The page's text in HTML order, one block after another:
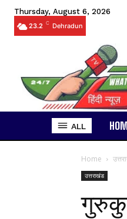
Thursday, August 6, 2026
23.2 C Dehradun
ALL
Home
उत्तराखंड